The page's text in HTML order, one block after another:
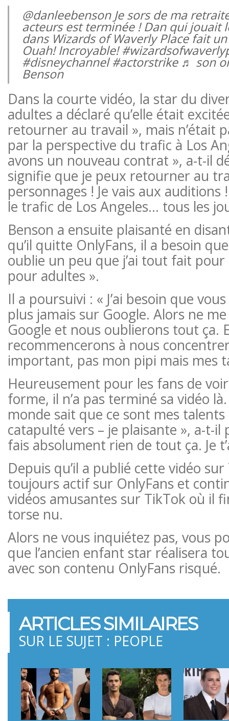
@danleebenson Je sors de ma
acteurs est terminée ! Dan qui jouait
dans Wizards of Waverly Place fait
Ouah! Incroyable!
#disneychannel #actorstrike ♬ son
Benson
Dans la courte vidéo, la star du
adultes a déclaré qu’elle était
retourner au travail », mais n’était
par la perspective du trafic à Los
avons un nouveau contrat », a-t-il
signifie que je peux retourner au
personnages ! Je vais aux
le trafic de Los Angeles… tous les
Benson a ensuite plaisanté en
qu’il quitte OnlyFans, il a besoin
oublie un peu que j’ai tout fait
pour adultes ».
Il a poursuivi : « J’ai besoin que
plus jamais sur Google. Alors ne
Google et nous oublierons tout ça.
recommencerons à nous
important, pas mon pipi mais mes
Heureusement pour les fans de
forme, il n’a pas terminé sa vidéo
monde sait que ce sont mes talents
catapulté vers – je plaisante », a-t-il
fais absolument rien de tout ça. Je
Depuis qu’il a publié cette vidéo
toujours actif sur OnlyFans et
vidéos amusantes sur TikTok où il
torse nu.
Alors ne vous inquiétez pas, vous
que l’ancien enfant star réalisera
avec son contenu OnlyFans risqué.
ARTICLES SIMILAIRES
SUR LE SUJET : PEOPLE